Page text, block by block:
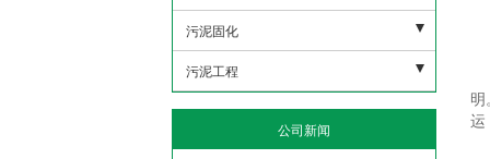
明
运
沉淀池清理
隔油地清理
泥浆池清理
雨水清淤
人工湖清淤
市政管道疏通清淤
污水管道疏通清淤
市政潜水打捞
市政管网机器人检测
污泥固化
非开挖修复紫外线光固化
盾构泥浆固化压榨
污水池压榨固化
污泥工程
污泥外运
污泥固华压榨
公司新闻